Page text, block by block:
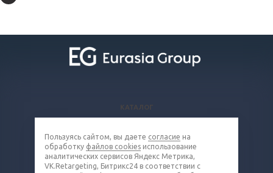
КАТАЛОГ
КОМПАНИЯ
КОНТАКТЫ
Пользуясь сайтом, вы даете согласие на
обработку файлов cookies использование
аналитических сервисов Яндекс Метрика,
VK.Retargeting, Битрикс24 в соответствии с